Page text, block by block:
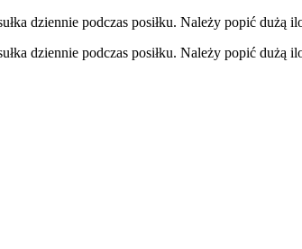
dziennie podczas posiłku. Należy popić dużą
dziennie podczas posiłku. Należy popić dużą